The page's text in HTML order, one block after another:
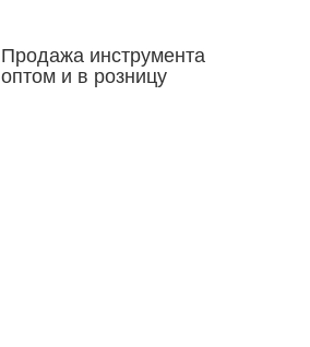
Продажа инструмента
оптом и в розницу